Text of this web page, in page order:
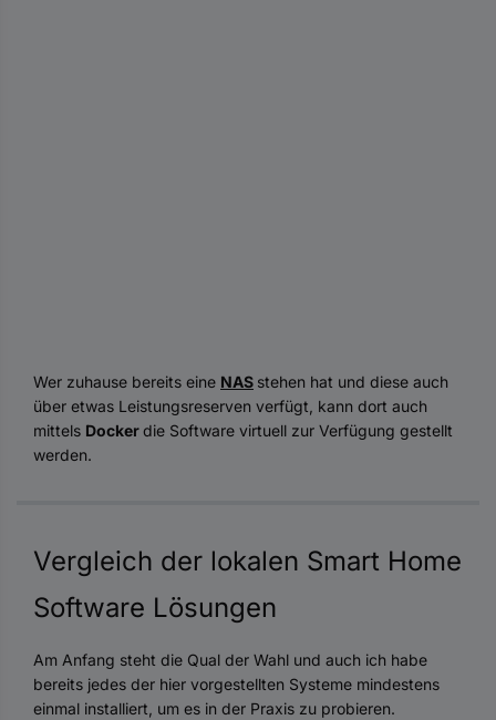
Wer zuhause bereits eine NAS stehen hat und diese auch
über etwas Leistungsreserven verfügt, kann dort auch
mittels Dockerdie Software virtuell zur Verfügung gestellt
werden.
Vergleich der lokalen Smart Home
Software Lösungen
Am Anfang steht die Qual der Wahl und auch ich habe
bereits jedes der hier vorgestellten Systeme mindestens
einmal installiert, um es in der Praxis zu probieren.